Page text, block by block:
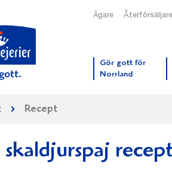
Ägare Återförsäljare
Gör gott för
Norrland
Recept
skaldjurspaj